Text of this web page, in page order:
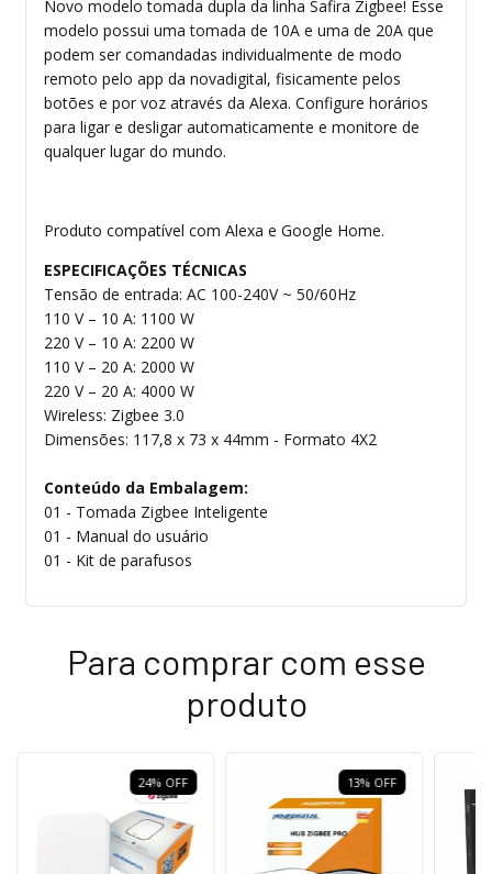
Novo modelo tomada dupla da linha Safira Zigbee! Esse
modelo possui uma tomada de 10A e uma de 20A que
podem ser comandadas individualmente de modo
remoto pelo app da novadigital, fisicamente pelos
botões e por voz através da Alexa. Configure horários
para ligar e desligar automaticamente e monitore de
qualquer lugar do mundo.
Produto compatível com Alexa e Google Home.
ESPECIFICAÇÕES TÉCNICAS
Tensão de entrada: AC 100-240V ~ 50/60Hz
110 V – 10 A: 1100 W
220 V – 10 A: 2200 W
110 V – 20 A: 2000 W
220 V – 20 A: 4000 W
Wireless: Zigbee 3.0
Dimensões: 117,8 x 73 x 44mm - Formato 4X2
Conteúdo da Embalagem:
01 - Tomada Zigbee Inteligente
01 - Manual do usuário
01 - Kit de parafusos
Para comprar com esse
produto
24% OFF 13% OFF